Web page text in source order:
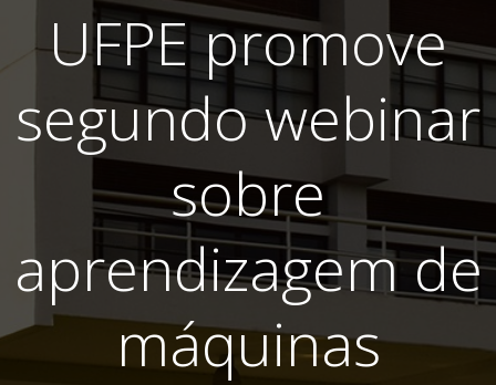
UFPE promove
segundo webinar
sobre
aprendizagem de
máquinas